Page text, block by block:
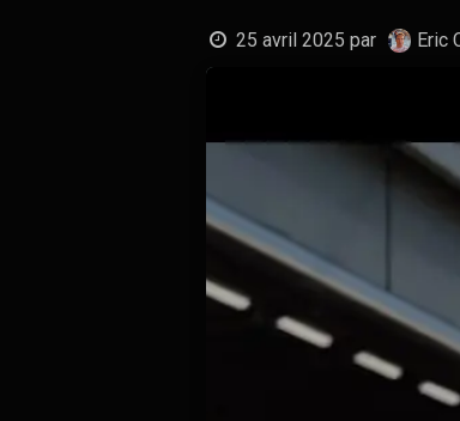
25 avril 2025 par Eric